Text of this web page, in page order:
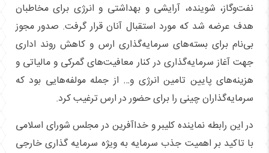
نفت‌وگاز، شوینده، آرایشی و بهداشتی و انرژی برای مخاطبان
هدف عرضه شد که مورد استقبال آنان قرار گرفت. صدور مجوز
بی‌نام برای بسته‌های سرمایه‌گذاری ارس و کاهش روند اداری
جهت آغاز سرمایه‌گذاری در کنار معافیت‌های گمرکی و مالیاتی و
هزینه‌های پایین تامین انرژی و… از جمله مولفه‌هایی بود که
سرمایه‌گذاران چینی را برای حضور در ارس ترغیب کرد.
در این رابطه نماینده کلیبر و خداآفرین در مجلس شورای اسلامی
با تاکید بر اهمیت جذب سرمایه به ویژه سرمایه گذاری خارجی